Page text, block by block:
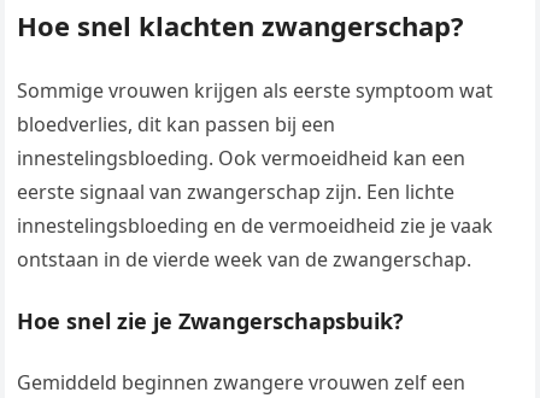
Hoe snel klachten zwangerschap?
Sommige vrouwen krijgen als eerste symptoom wat
bloedverlies, dit kan passen bij een
innestelingsbloeding. Ook vermoeidheid kan een
eerste signaal van zwangerschap zijn. Een lichte
innestelingsbloeding en de vermoeidheid zie je vaak
ontstaan in de vierde week van de zwangerschap.
Hoe snel zie je Zwangerschapsbuik?
Gemiddeld beginnen zwangere vrouwen zelf een